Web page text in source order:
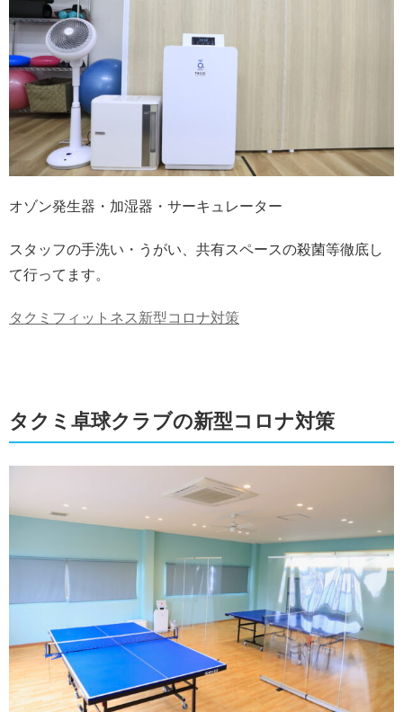
オゾン発生器・加湿器・サーキュレーター
スタッフの手洗い・うがい、共有スペースの殺菌等徹底し
て行ってます。
タクミフィットネス新型コロナ対策
タクミ卓球クラブの新型コロナ対策